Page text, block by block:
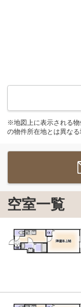
※地図上に表示される物
の物件所在地とは異なる
空室一覧